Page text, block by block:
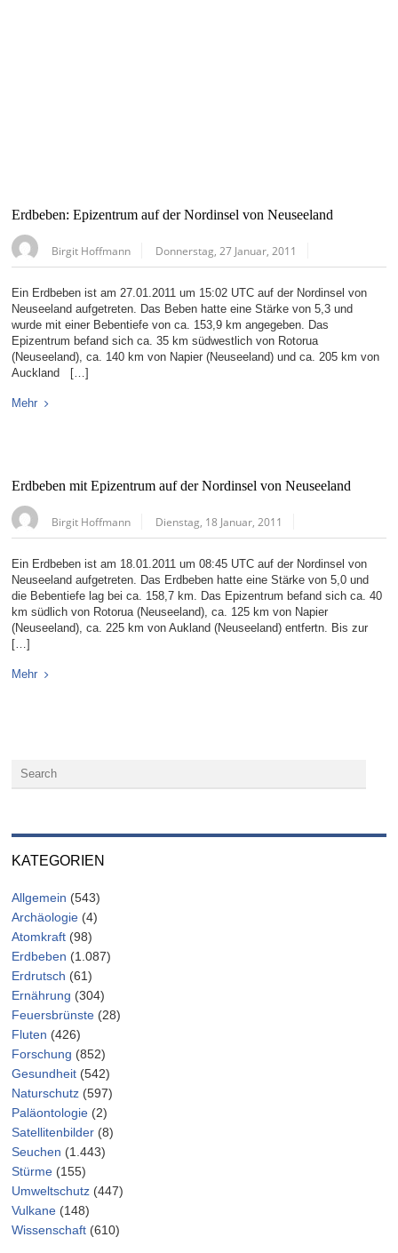
Erdbeben: Epizentrum auf der Nordinsel von Neuseeland
Birgit Hoffmann Donnerstag, 27 Januar, 2011
Ein Erdbeben ist am 27.01.2011 um 15:02 UTC auf der Nordinsel von
Neuseeland aufgetreten. Das Beben hatte eine Stärke von 5,3 und
wurde mit einer Bebentiefe von ca. 153,9 km angegeben. Das
Epizentrum befand sich ca. 35 km südwestlich von Rotorua
(Neuseeland), ca. 140 km von Napier (Neuseeland) und ca. 205 km von
Auckland […]
Mehr
Erdbeben mit Epizentrum auf der Nordinsel von Neuseeland
Birgit Hoffmann Dienstag, 18 Januar, 2011
Ein Erdbeben ist am 18.01.2011 um 08:45 UTC auf der Nordinsel von
Neuseeland aufgetreten. Das Erdbeben hatte eine Stärke von 5,0 und
die Bebentiefe lag bei ca. 158,7 km. Das Epizentrum befand sich ca. 40
km südlich von Rotorua (Neuseeland), ca. 125 km von Napier
(Neuseeland), ca. 225 km von Aukland (Neuseeland) entfertn. Bis zur
[…]
Mehr
KATEGORIEN
Allgemein (543)
Archäologie (4)
Atomkraft (98)
Erdbeben (1.087)
Erdrutsch (61)
Ernährung (304)
Feuersbrünste (28)
Fluten (426)
Forschung (852)
Gesundheit (542)
Naturschutz (597)
Paläontologie (2)
Satellitenbilder (8)
Seuchen (1.443)
Stürme (155)
Umweltschutz (447)
Vulkane (148)
Wissenschaft (610)